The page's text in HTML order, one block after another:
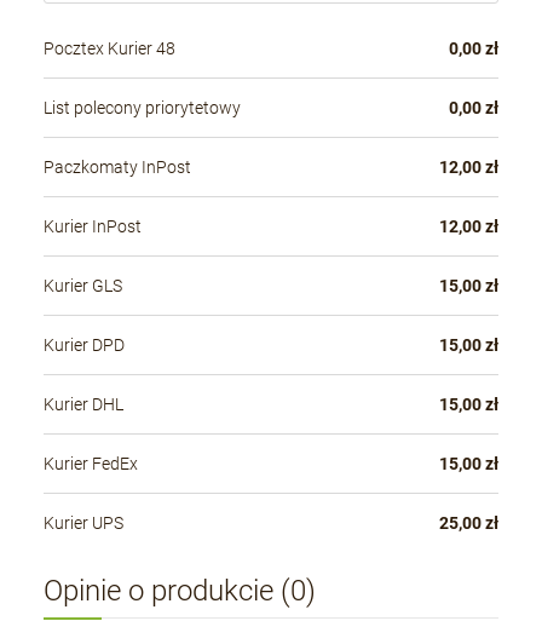
Pocztex Kurier 48 0,00 zł
List polecony priorytetowy 0,00 zł
Paczkomaty InPost 12,00 zł
Kurier InPost 12,00 zł
Kurier GLS 15,00 zł
Kurier DPD 15,00 zł
Kurier DHL 15,00 zł
Kurier FedEx 15,00 zł
Kurier UPS 25,00 zł
Opinie o produkcie (0)